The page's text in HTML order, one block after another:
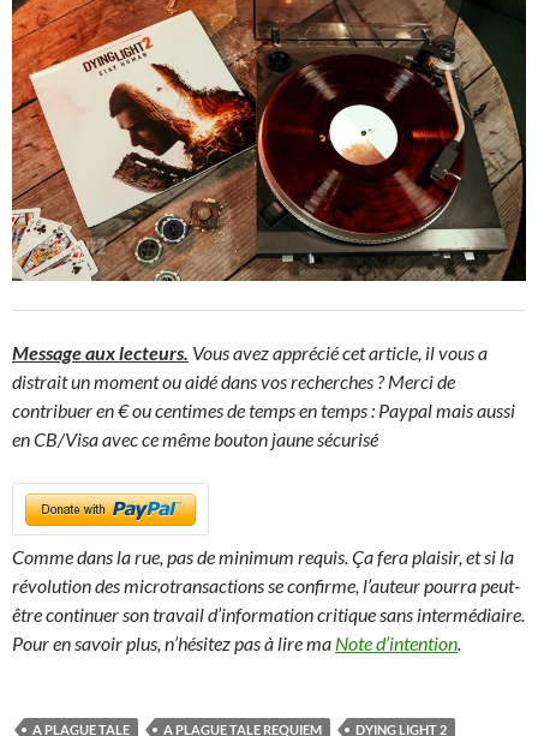
Message aux lecteurs. Vous avez apprécié cet article, il vous a
distrait un moment ou aidé dans vos recherches ? Merci de
contribuer en € ou centimes de temps en temps : Paypal mais aussi
en CB/Visa avec ce même bouton jaune sécurisé
Comme dans la rue, pas de minimum requis. Ça fera plaisir, et si la
révolution des microtransactions se confirme, l’auteur pourra peut-
être continuer son travail d’information critique sans intermédiaire.
Pour en savoir plus, n’hésitez pas à lire ma Note d’intention
A PLAGUE TALE A PLAGUE TALE REQUIEM DYING LIGHT 2